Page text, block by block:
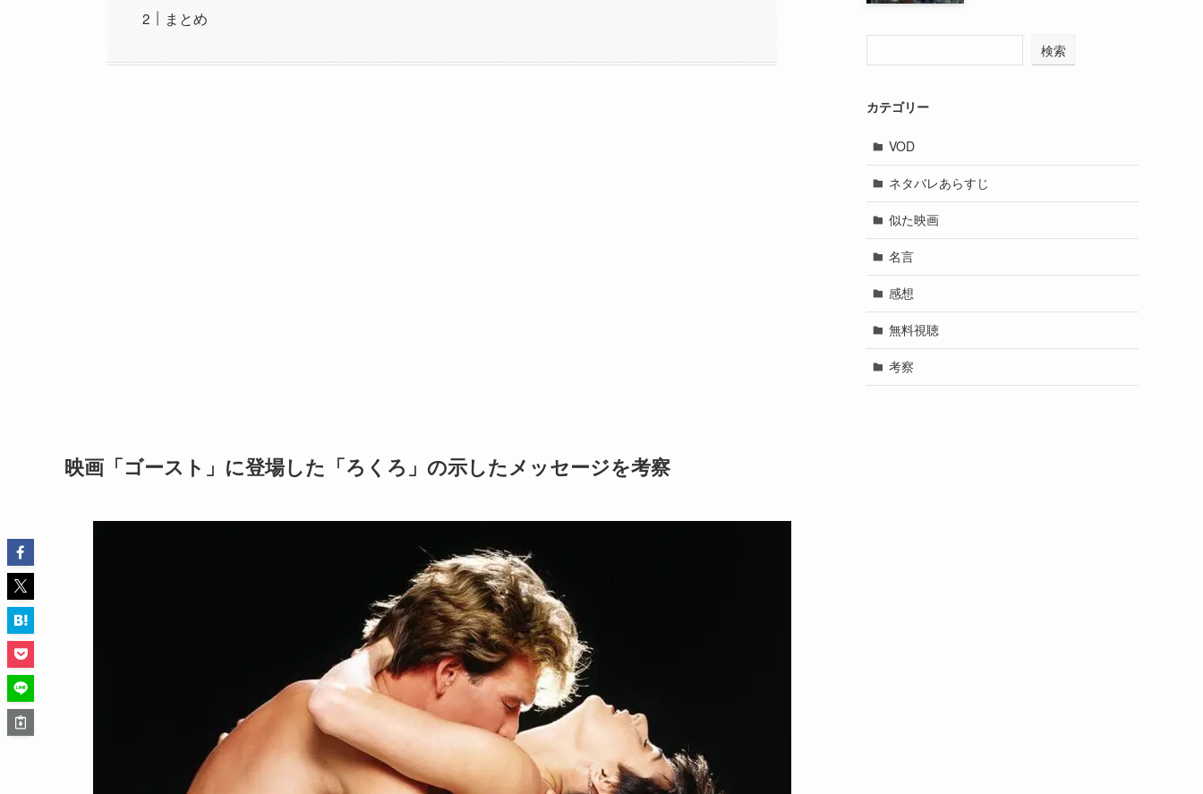
まとめ
映画「ゴースト」に登場した「ろくろ」の示したメッセージを考察
検索
カテゴリー
VOD
ネタバレあらすじ
似た映画
名言
感想
無料視聴
考察